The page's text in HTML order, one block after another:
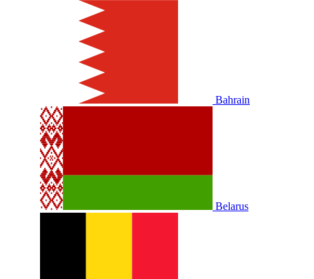
Bahrain
Belarus